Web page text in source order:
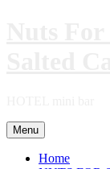
Menu
Home